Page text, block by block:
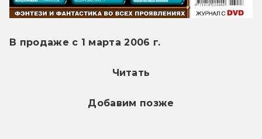
В продаже с 1 марта 2006 г.
Читать
Добавим позже